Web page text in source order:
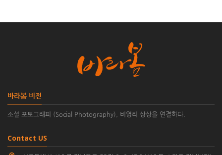
바라봄 비전
소셜 포토그래피 (Social Photography), 비영리 상상을 연결하다.
Contact US